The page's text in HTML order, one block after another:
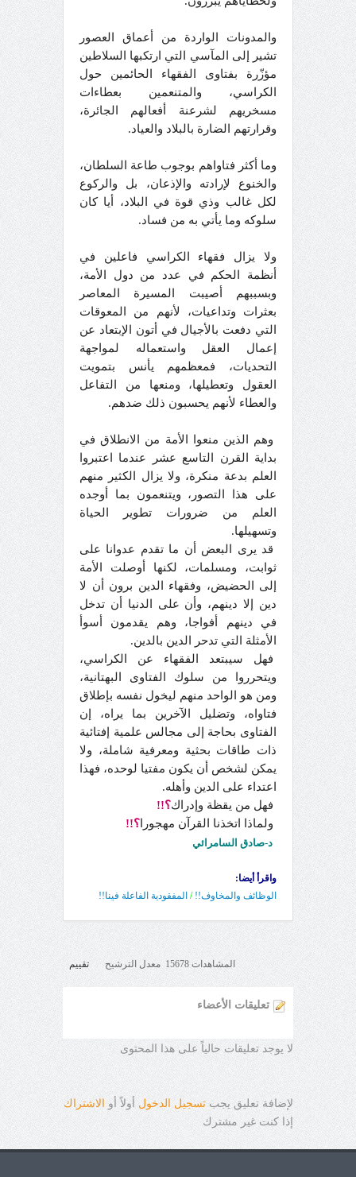
والمدونات الواردة من أعماق العصور
تشير إلى المآسي التي ارتكبها السلاطين
مؤزّرة بفتاوى الفقهاء الحائمين حول
الكراسي، والمتنعمين بعطاءات
مسخريهم لشرعنة أفعالهم الجائرة،
وقرارتهم الضارة بالبلاد والعياد.
وما أكثر فتاواهم بوجوب طاعة السلطان،
والخنوع لإرادته والإذعان، بل والركوع
لكل غالب وذي قوة في البلاد، أيا كان
سلوكه وما يأتي به من فساد.
ولا يزال فقهاء الكراسي فاعلين في
أنظمة الحكم في عدد من دول الأمة،
وبسببهم أصيبت المسيرة المعاصر
بعثرات وتداعيات، لأنهم من المعوقات
التي دفعت بالأجيال في أتون الإبتعاد عن
إعمال العقل واستعماله لمواجهة
التحديات، فمعظمهم يأنس بتمويت
العقول وتعطيلها، ومنعها من التفاعل
والعطاء لأنهم يحسبون ذلك ضدهم.
وهم الذين منعوا الأمة من الانطلاق في
بداية القرن التاسع عشر عندما اعتبروا
العلم بدعة منكرة، ولا يزال الكثير منهم
على هذا التصور، ويتنعمون بما أوجده
العلم من ضرورات تطوير الحياة
وتسهيلها.
قد يرى البعض أن ما تقدم عدوانا على
ثوابت، ومسلمات، لكنها أوصلت الأمة
إلى الحضيض، وفقهاء الدين برون أن لا
دين إلا دينهم، وأن على الدنيا أن تدخل
في دينهم أفواجا، وهم يقدمون أسوأ
الأمثلة التي تدحر الدين بالدين.
فهل سيبتعد الفقهاء عن الكراسي،
ويتحرروا من سلوك الفتاوى البهتانية،
ومن هو الواحد منهم ليخول نفسه بإطلاق
فتاواه، وتضليل الآخرين بما يراه، إن
الفتاوى بحاجة إلى مجالس علمية إفتائية
ذات طاقات بحثية ومعرفية شاملة، ولا
يمكن لشخص أن يكون مفتيا لوحده، فهذا
اعتداء على الدين وأهله.
فهل من يقظة وإدراك؟!!
ولماذا اتخذنا القرآن مهجورا ؟!!
د-صادق السامرائي
واقرأ أيضا:
الوظائف والمخاوف!! / المفقودية الفاعلة فينا!!
المشاهدات 15678 معدل الترشيح تقييم
تعليقات الأعضاء
لا يوجد تعليقات حالياً على هذا المحتوى
لإضافة تعليق يجب تسجيل الدخول أولاً أو
الاشتراك
إذا كنت غير مشترك